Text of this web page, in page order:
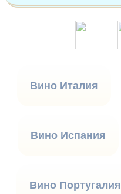
Вино Италия
Вино Испания
Вино Португалия